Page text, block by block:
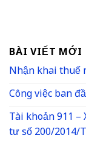
BÀI VIẾT MỚI
Nhận khai thuế
Công việc ban
Tài khoản 911
tư số 200/2014/